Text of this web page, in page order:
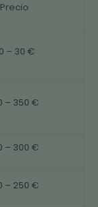
Precio
– 30 €
– 350 €
– 300 €
– 250 €